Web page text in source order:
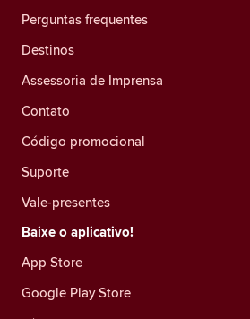
Perguntas frequentes
Destinos
Assessoria de Imprensa
Contato
Código promocional
Suporte
Vale-presentes
Baixe o aplicativo!
App Store
Google Play Store